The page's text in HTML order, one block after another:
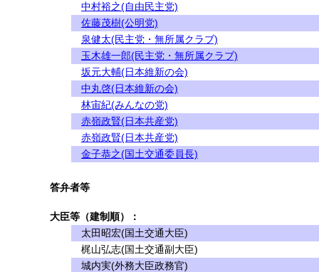
中村裕之(自由民主党)
佐藤茂樹(公明党)
泉健太(民主党・無所属クラブ)
玉木雄一郎(民主党・無所属クラブ)
坂元大輔(日本維新の会)
中丸啓(日本維新の会)
林宙紀(みんなの党)
赤嶺政賢(日本共産党)
赤嶺政賢(日本共産党)
金子恭之(国土交通委員長)
答弁者等
大臣等（建制順）：
太田昭宏(国土交通大臣)
梶山弘志(国土交通副大臣)
城内実(外務大臣政務官)